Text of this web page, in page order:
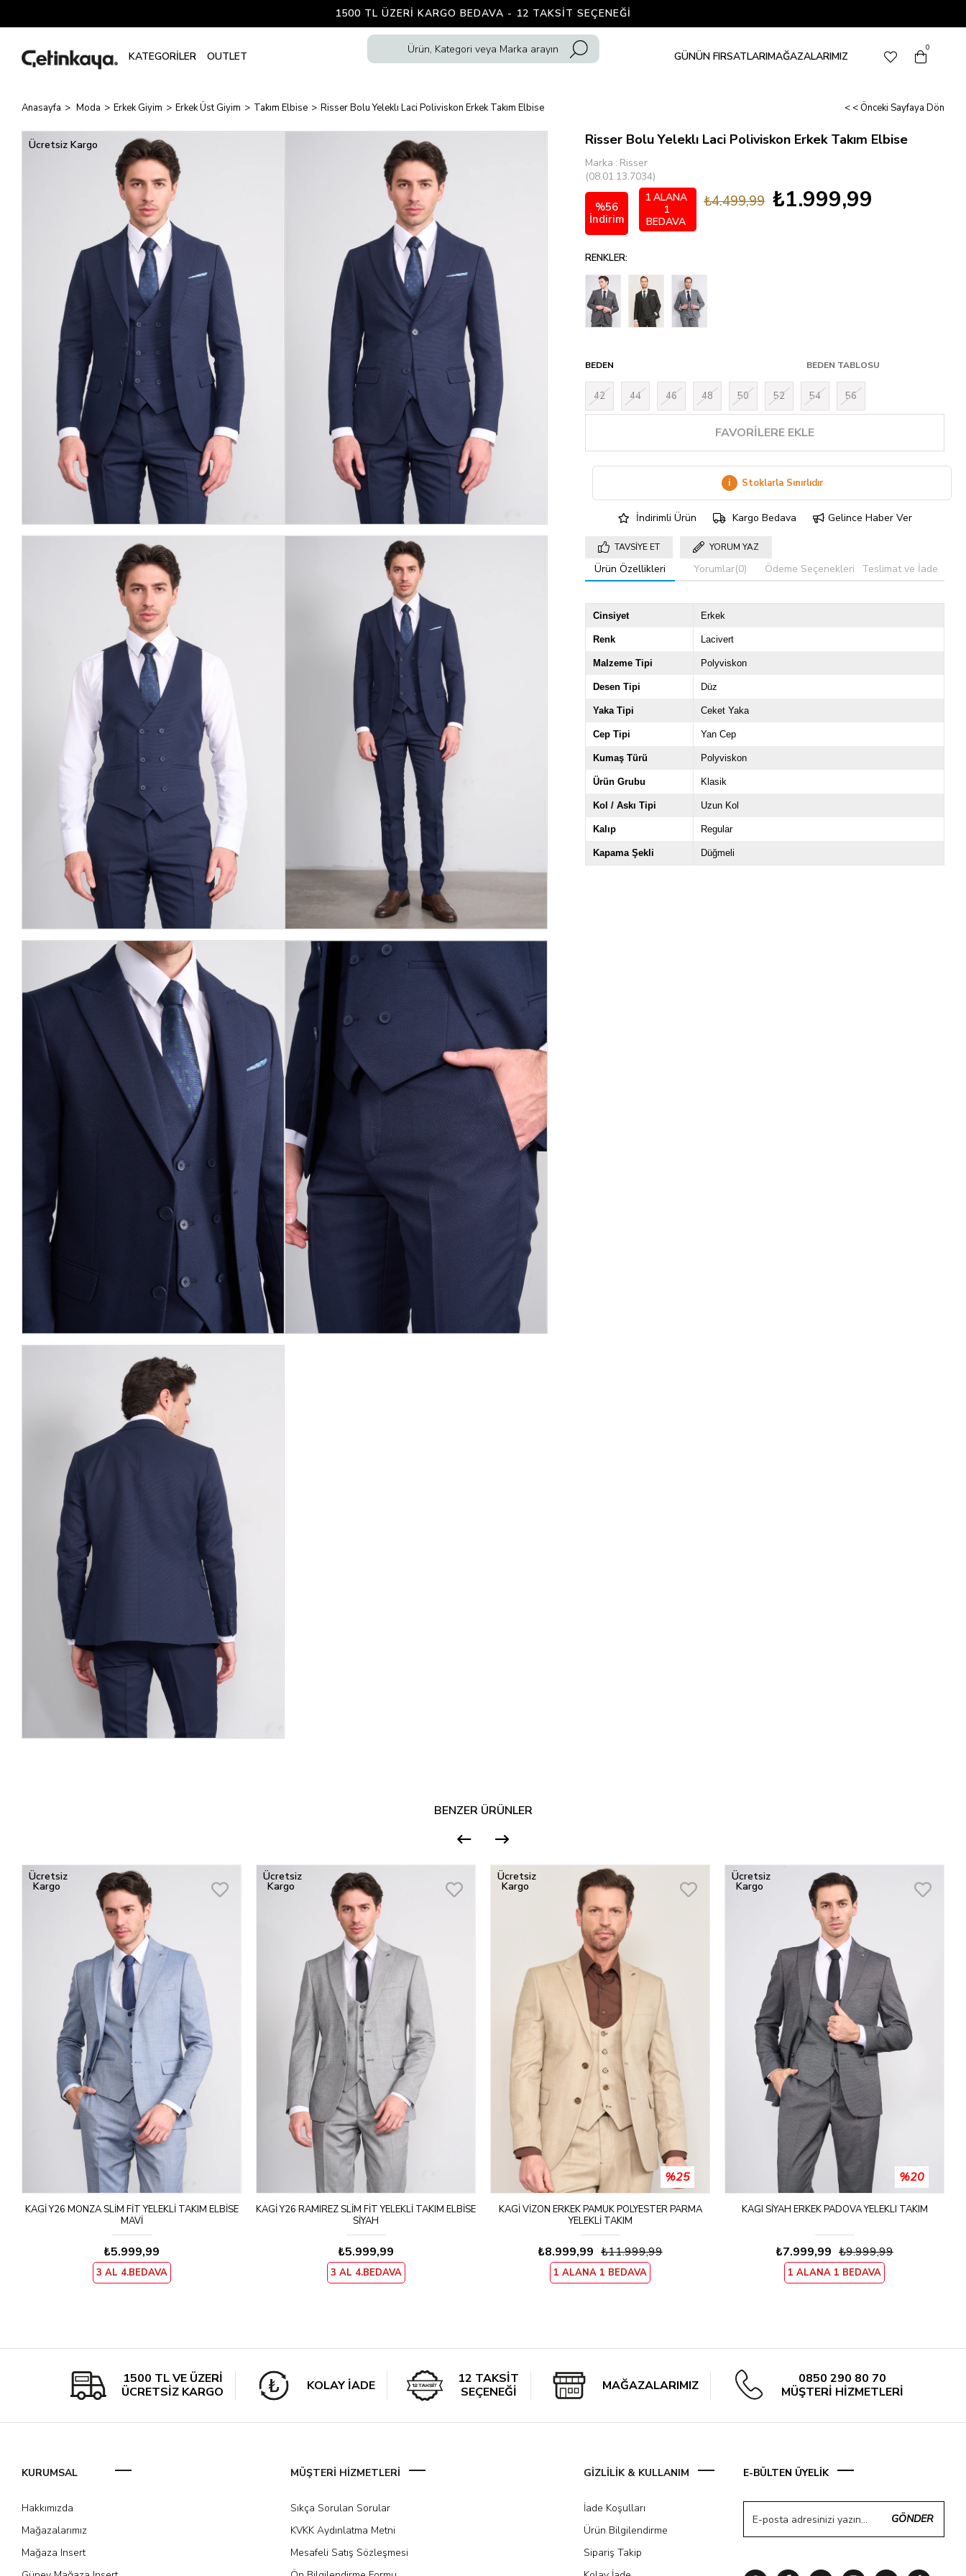
1500 TL ÜZERI KARGO BEDAVA - 12 TAKSIT SEÇENEĞI
GÜNÜN FIRSATLARIMAĞAZALARIMIZ
0
Anasayfa Moda Erkek Giyim Erkek Üst Giyim Takım Elbise Risser Bolu Yeleklı Laci Poliviskon Erkek Takım Elbise < < Önceki Sayfaya Dön
Ücretsiz Kargo Risser Bolu Yeleklı Laci Poliviskon Erkek Takım Elbise
Marka : Risser
(08.01.13.7034)
%56
İndirim
₺4.499,99 ₺1.999,99
1 ALANA
1
BEDAVA
RENKLER:
BEDEN BEDEN TABLOSU
42 44 46 48 50 52 54 56
FAVORILERE EKLE
i Stoklarla Sınırlıdır
İndirimli Ürün Kargo Bedava Gelince Haber Ver
TAVSIYE ET YORUM YAZ
Ürün Özellikleri Yorumlar(0) Ödeme Seçenekleri Teslimat ve İade
Cinsiyet Erkek
Renk Lacivert
Malzeme Tipi Polyviskon
Desen Tipi Düz
Yaka Tipi Ceket Yaka
Cep Tipi Yan Cep
Kumaş Türü Polyviskon
Ürün Grubu Klasik
Kol / Askı Tipi Uzun Kol
Kalıp Regular
Kapama Şekli Düğmeli
BENZER ÜRÜNLER
KAGI Y26 MONZA SLIM FIT YELEKLI TAKIM ELBISE
MAVI
₺5.999,99
3 AL 4.BEDAVA
Ücretsiz
Kargo
KAGI Y26 RAMIREZ SLIM FIT YELEKLI TAKIM ELBISE
SIYAH
₺5.999,99
3 AL 4.BEDAVA
Ücretsiz
Kargo
KAGI VIZON ERKEK PAMUK POLYESTER PARMA
YELEKLI TAKIM
₺8.999,99 ₺11.999,99
1 ALANA 1 BEDAVA
%25
Ücretsiz
Kargo
KAGI SIYAH ERKEK PADOVA YELEKLI TAKIM
₺7.999,99 ₺9.999,99
1 ALANA 1 BEDAVA
%20
Ücretsiz
Kargo
1500 TL VE ÜZERİ
ÜCRETSİZ KARGO
KOLAY İADE
12 TAKSİT
SEÇENEĞİ
MAĞAZALARIMIZ
0850 290 80 70
MÜŞTERİ HİZMETLERİ
KURUMSAL
Hakkımızda
Mağazalarımız
Mağaza Insert
MÜŞTERİ HİZMETLERİ
Sıkça Sorulan Sorular
KVKK Aydınlatma Metni
Mesafeli Satış Sözleşmesi
GİZLİLİK & KULLANIM
İade Koşulları
Ürün Bilgilendirme
Sipariş Takip
E-BÜLTEN ÜYELİK
GÖNDER